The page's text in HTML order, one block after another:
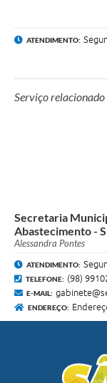
ATENDIMENTO:
Serviço
Secretaria
Abastecimento -
Alessandra Pontes
ATENDIMENTO:
TELEFONE: (98)
E-MAIL:
ENDEREÇO: